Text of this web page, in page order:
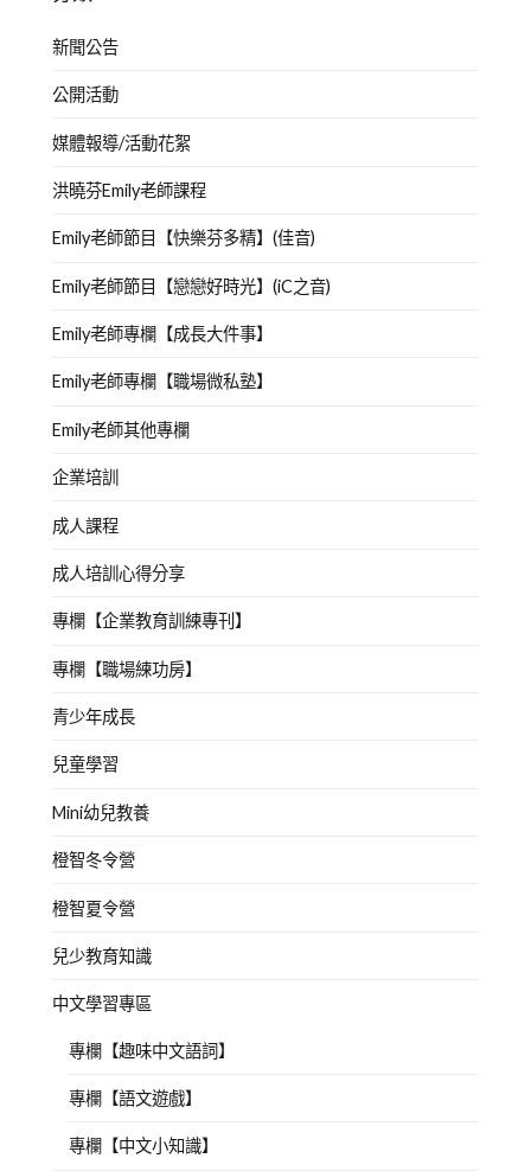
新聞公告
公開活動
媒體報導/活動花絮
洪曉芬Emily老師課程
Emily老師節目【快樂芬多精】(佳音)
Emily老師節目【戀戀好時光】(iC之音)
Emily老師專欄【成長大件事】
Emily老師專欄【職場微私塾】
Emily老師其他專欄
企業培訓
成人課程
成人培訓心得分享
專欄【企業教育訓練專刊】
專欄【職場練功房】
青少年成長
兒童學習
Mini幼兒教養
橙智冬令營
橙智夏令營
兒少教育知識
中文學習專區
專欄【趣味中文語詞】
專欄【語文遊戲】
專欄【中文小知識】